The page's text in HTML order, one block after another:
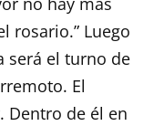
rosario.” Luego
será el turno de
El
Dentro de él en